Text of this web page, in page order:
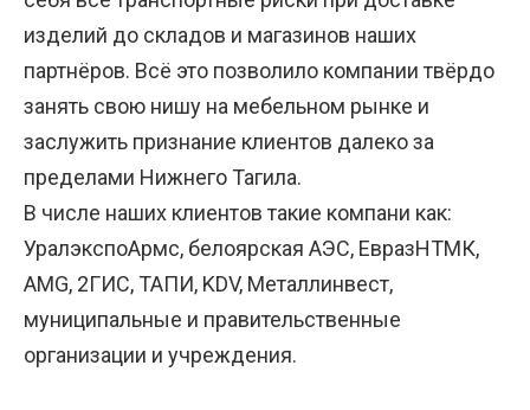
изделий до складов и магазинов наших
партнёров. Всё это позволило компании твёрдо
занять свою нишу на мебельном рынке и
заслужить признание клиентов далеко за
пределами Нижнего Тагила.
В числе наших клиентов такие компани как:
УралэкспоАрмс, белоярская АЭС, ЕвразНТМК,
AMG, 2ГИС, ТАПИ, KDV, Металлинвест,
муниципальные и правительственные
организации и учреждения.